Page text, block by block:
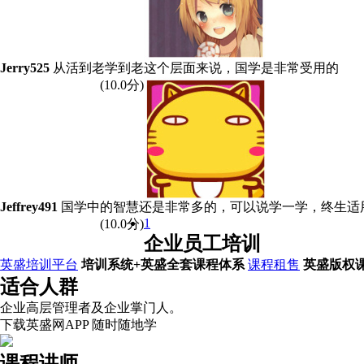
Jerry525 从活到老学到老这个层面来说，国学是非常受用的
(10.0分)
Jeffrey491 国学中的智慧还是非常多的，可以说学一学，终生适
(10.0分)1
企业员工培训
英盛培训平台 培训系统+英盛全套课程体系 课程租售 英盛版权
适合人群
企业高层管理者及企业掌门人。
下载英盛网APP 随时随地学